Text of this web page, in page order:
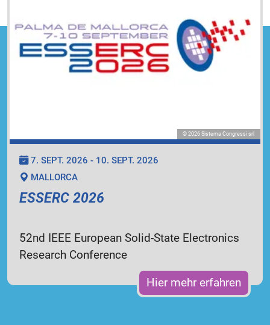
© 2026 Sistema Congressi srl
7. SEPT. 2026 - 10. SEPT. 2026
MALLORCA
ESSERC 2026
52nd IEEE European Solid-State Electronics
Research Conference
Hier mehr erfahren